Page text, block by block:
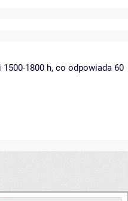
1800 h, co odpowiada 60